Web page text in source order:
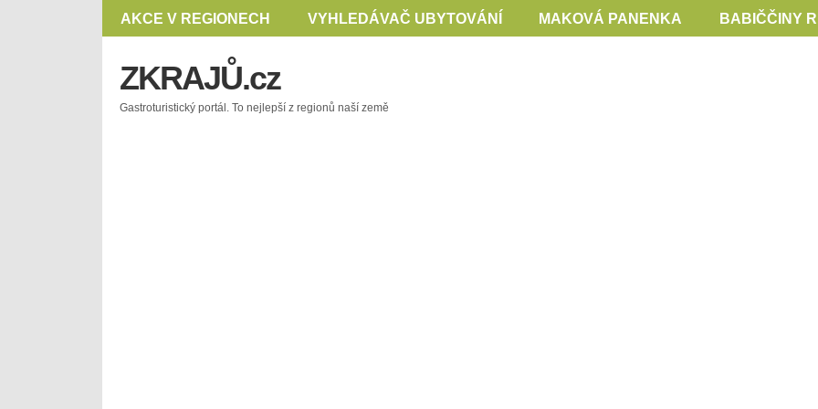
AKCE V REGIONECH VYHLEDÁVAČ UBYTOVÁNÍ MAKOVÁ PANENKA BABIČČINY
ZKRAJŮ.cz
Gastroturistický portál. To nejlepší z regionů naší země